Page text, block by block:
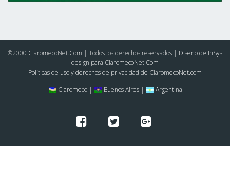
®2000 ClaromecoNet.Com | Todos los derechos reservados | Diseño de InSys
design para ClaromecoNet.Com
Políticas de uso y derechos de privacidad de ClaromecoNet.com
Claromeco |
Buenos Aires | Argentina